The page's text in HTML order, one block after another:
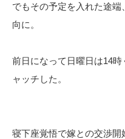
でもその予定を入れた途
向に。
前日になって日曜日は14
ャッチした。
寝下座覚悟で嫁との交渉開